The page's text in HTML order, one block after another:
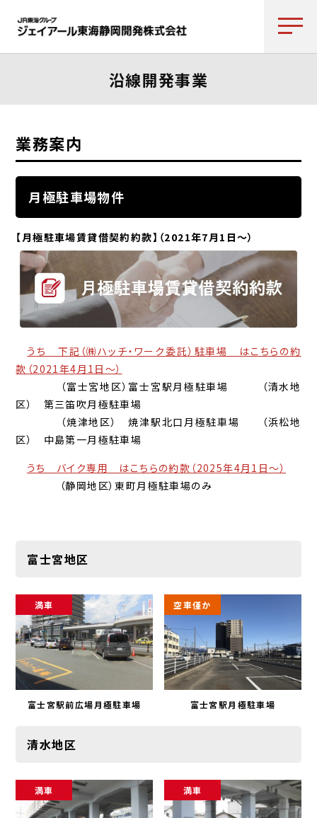
沿線開発事業
業務案内
月極駐車場物件
【月極駐車場賃貸借契約約款】（2021年7月1日～）
うち 下記（㈱ハッチ・ワーク委託）駐車場 はこちらの約
款（2021年4月1日～）
（富士宮地区）富士宮駅月極駐車場 （清水地
区） 第三笛吹月極駐車場
（焼津地区） 焼津駅北口月極駐車場 （浜松地
区） 中島第一月極駐車場
うち バイク専用 はこちらの約款（2025年4月1日～）
（静岡地区）東町月極駐車場のみ
富士宮地区
満車
富士宮駅前広場月極駐車場
空車僅か
富士宮駅月極駐車場
清水地区
満車 満車